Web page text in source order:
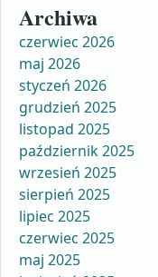
Archiwa
czerwiec 2026
maj 2026
styczeń 2026
grudzień 2025
listopad 2025
październik 2025
wrzesień 2025
sierpień 2025
lipiec 2025
czerwiec 2025
maj 2025